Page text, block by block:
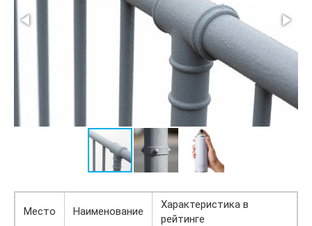
Место Наименование
Характеристика в
рейтинге